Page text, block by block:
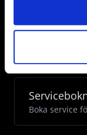
Boka service
Boka service